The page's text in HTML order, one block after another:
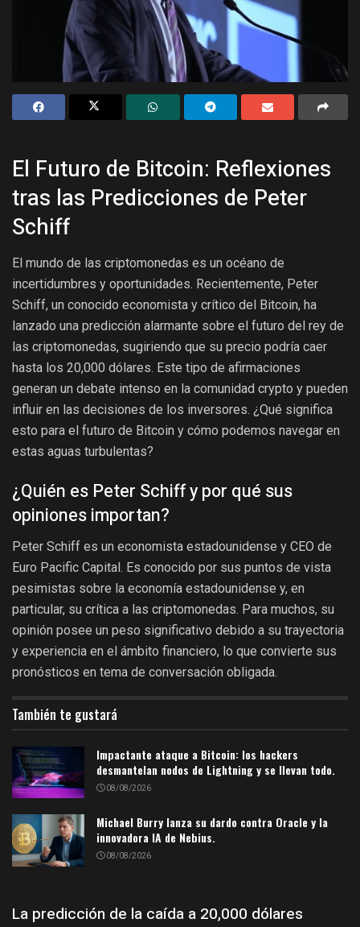
El Futuro de Bitcoin: Reflexiones
tras las Predicciones de Peter
Schiff
El mundo de las criptomonedas es un océano de
incertidumbres y oportunidades. Recientemente, Peter
Schiff, un conocido economista y crítico del Bitcoin, ha
lanzado una predicción alarmante sobre el futuro del rey de
las criptomonedas, sugiriendo que su precio podría caer
hasta los 20,000 dólares. Este tipo de afirmaciones
generan un debate intenso en la comunidad crypto y pueden
influir en las decisiones de los inversores. ¿Qué significa
esto para el futuro de Bitcoin y cómo podemos navegar en
estas aguas turbulentas?
¿Quién es Peter Schiff y por qué sus
opiniones importan?
Peter Schiff es un economista estadounidense y CEO de
Euro Pacific Capital. Es conocido por sus puntos de vista
pesimistas sobre la economía estadounidense y, en
particular, su crítica a las criptomonedas. Para muchos, su
opinión posee un peso significativo debido a su trayectoria
y experiencia en el ámbito financiero, lo que convierte sus
pronósticos en tema de conversación obligada.
También te gustará
Impactante ataque a Bitcoin: los hackers
desmantelan nodos de Lightning y se llevan todo.
08/08/2026
Michael Burry lanza su dardo contra Oracle y la
innovadora IA de Nebius.
08/08/2026
La predicción de la caída a 20,000 dólares